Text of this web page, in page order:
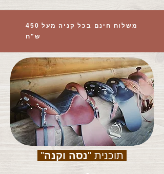
משלוח חינם בכל קניה מעל 450
ש"ח
תוכנית "נסה וקנה"